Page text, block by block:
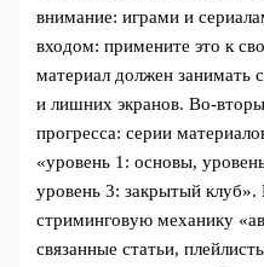
внимание: играми и
входом: примените это к
материал должен занимать
и лишних экранов.
прогресса: серии
«уровень 1: основы,
уровень 3: закрытый клуб».
стриминговую механику
связанные статьи,